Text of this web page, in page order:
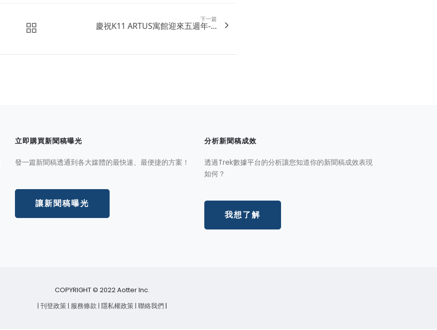
下一篇
慶祝K11 ARTUS寓館迎來五週年-...
立即購買新聞稿曝光
發一篇新聞稿透通到各大媒體的最快速、最便捷的方案！
讓新聞稿曝光
分析新聞稿成效
透過Trek數據平台的分析讓您知道你的新聞稿成效表現
如何？
我想了解
COPYRIGHT © 2022 Aotter Inc.
| 刊登政策| 服務條款 | 隱私權政策| 聯絡我們 |